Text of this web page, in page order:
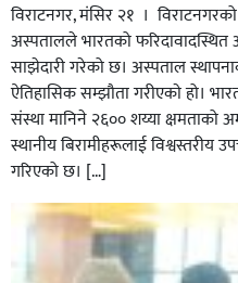
विराटनगर, मंसिर २१ । विराटनगरको
अस्पतालले भारतको
साझेदारी गरेको छ। अस्पताल
ऐतिहासिक सम्झौता गरीएकाे हो।
संस्था मानिने २६०० शय्या
स्थानीय बिरामीहरूलाई विश्वस्तरीय
गरिएको छ। […]